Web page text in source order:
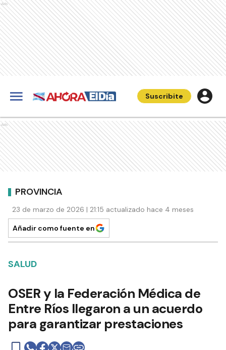
Ads
Suscribite
Ads
PROVINCIA
23 de marzo de 2026 | 21:15 actualizado hace 4 meses
Añadir como fuente en
SALUD
OSER y la Federación Médica de
Entre Ríos llegaron a un acuerdo
para garantizar prestaciones